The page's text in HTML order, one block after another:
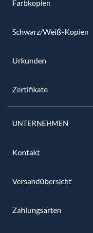
Farbkopien
Schwarz/Weiß-Kopien
Urkunden
Zertifikate
UNTERNEHMEN
Kontakt
Versandübersicht
Zahlungsarten